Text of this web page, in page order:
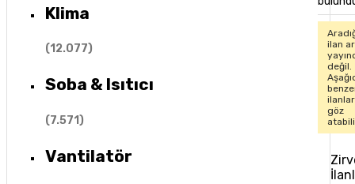
Klima
(12.077)
Soba & Isıtıcı
(7.571)
Vantilatör
ilan
değil.
göz